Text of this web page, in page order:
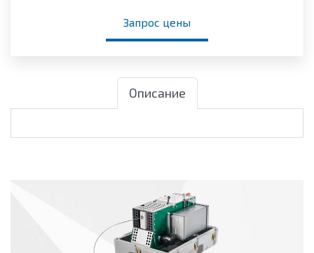
Запрос цены
Описание